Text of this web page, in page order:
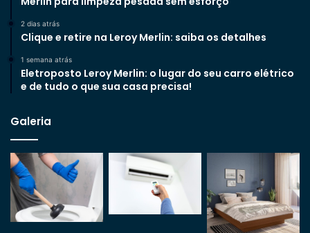
2 dias atrás
Clique e retire na Leroy Merlin: saiba os detalhes
1 semana atrás
Eletroposto Leroy Merlin: o lugar do seu carro elétrico
e de tudo o que sua casa precisa!
Galeria